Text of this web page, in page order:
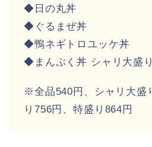
◆日の丸丼
◆ぐるまぜ丼
◆鴨ネギトロユッケ丼
◆まんぷく丼 シャリ大盛り
※全品540円、シャリ大盛
り756円、特盛り864円